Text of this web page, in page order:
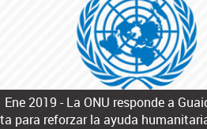
Ene 2019 - La ONU responde a
para reforzar la ayuda